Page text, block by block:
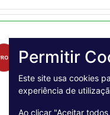
Permitir
Este site usa cookies
experiência de
Ao clicar "Aceitar